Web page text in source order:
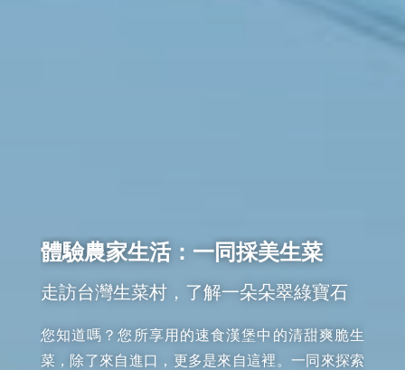
體驗農家生活：一同採美生菜
走訪台灣生菜村，了解一朵朵翠綠寶石
您知道嗎？您所享用的速食漢堡中的清甜爽脆生
菜，除了來自進口，更多是來自這裡。一同來探索